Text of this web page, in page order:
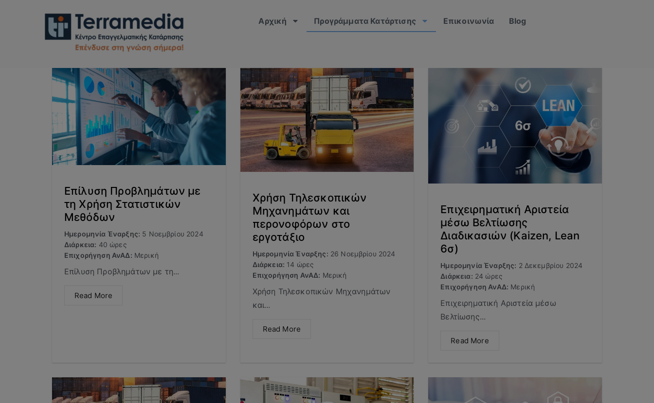
Αρχική Προγράμματα Κατάρτισης Επικοινωνία Blog
Επίλυση Προβλημάτων με
τη Χρήση Στατιστικών
Μεθόδων
Ημερομηνία Έναρξης: 5 Νοεμβρίου 2024
Διάρκεια: 40 ώρες
Επιχορήγηση ΑνΑΔ: Μερική
Επίλυση Προβλημάτων με τη...
Read More
Χρήση Τηλεσκοπικών
Μηχανημάτων και
περονοφόρων στο
εργοτάξιο
Ημερομηνία Έναρξης: 26 Νοεμβρίου 2024
Διάρκεια: 14 ώρες
Επιχορήγηση ΑνΑΔ: Μερική
Χρήση Τηλεσκοπικών Μηχανημάτων
και...
Read More
Επιχειρηματική Αριστεία
μέσω Βελτίωσης
Διαδικασιών (Kaizen, Lean
6σ)
Ημερομηνία Έναρξης: 2 Δεκεμβρίου 2024
Διάρκεια: 24 ώρες
Επιχορήγηση ΑνΑΔ: Μερική
Επιχειρηματική Αριστεία μέσω
Βελτίωσης...
Read More